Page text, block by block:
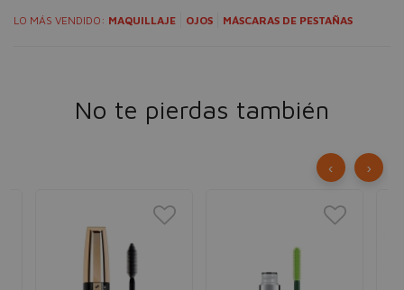
LO MÁS VENDIDO: MAQUILLAJE OJOS MÁSCARAS DE PESTAÑAS
No te pierdas también
‹ ›